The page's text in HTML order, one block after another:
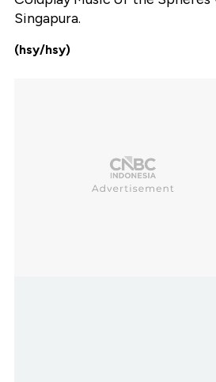
Singapura.
(hsy/hsy)